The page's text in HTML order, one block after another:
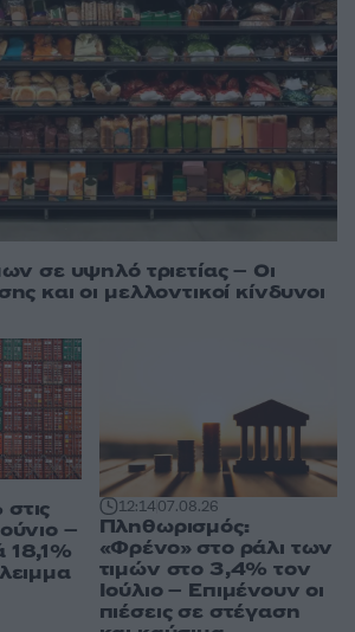
σε υψηλό τριετίας – Οι
και οι μελλοντικοί κίνδυνοι
–
18,1%
12:1407.08.26
Πληθωρισμός:
«Φρένο» στο ράλι των
τιμών στο 3,4% τον
Ιούλιο – Επιμένουν οι
πιέσεις σε στέγαση